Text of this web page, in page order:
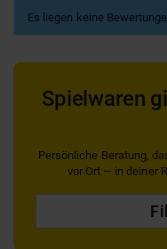
Es liegen keine
Spielwaren
Persönliche Beratung,
vor Ort — in deiner